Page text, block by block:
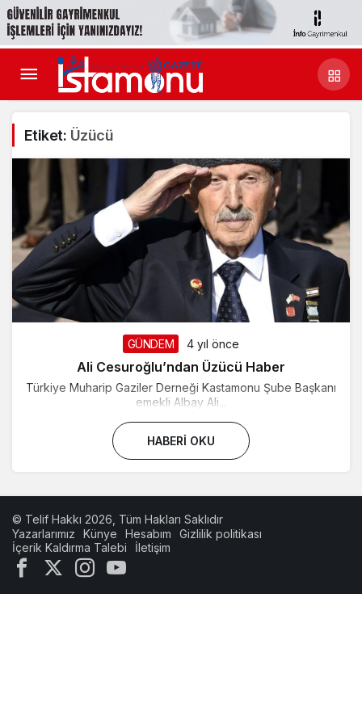
Etiket: Üzücü
GÜNDEM 4 yıl önce
Ali Cesuroğlu’ndan Üzücü Haber
Türkiye Muharip Gaziler Derneği Kastamonu Şube Başkanı
emekli Albay Ali...
HABERI OKU
© Telif Hakkı 2026, Tüm Hakları Saklıdır
Yazarlarımız
Künye Hesabım
Gizlilik politikası
İçerik Kaldırma Talebi
İletişim